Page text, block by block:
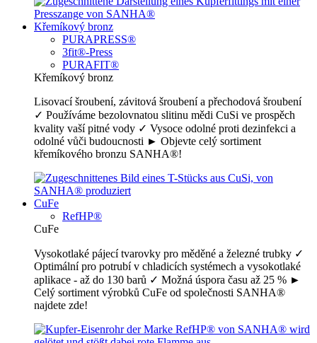
Křemíkový bronz
PURAPRESS®
3fit®-Press
PURAFIT®
Křemíkový bronz
Lisovací šroubení, závitová šroubení a přechodová šroubení
✓ Používáme bezolovnatou slitinu mědi CuSi ve prospěch
kvality vaší pitné vody ✓ Vysoce odolné proti dezinfekci a
odolné vůči budoucnosti ► Objevte celý sortiment
křemíkového bronzu SANHA®!
CuFe
RefHP®
CuFe
Vysokotlaké pájecí tvarovky pro měděné a železné trubky ✓
Optimální pro potrubí v chladicích systémech a vysokotlaké
aplikace - až do 130 barů ✓ Možná úspora času až 25 % ►
Celý sortiment výrobků CuFe od společnosti SANHA®
najdete zde!